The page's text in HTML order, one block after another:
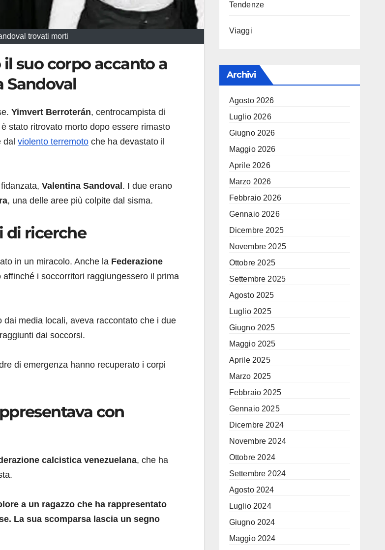
trovati morti
suo corpo accanto a
Sandoval
Yimvert Berroterán, centrocampista di
è stato ritrovato morto dopo essere rimasto
violento terremoto che ha devastato il
Valentina Sandoval . I due erano
, una delle aree più colpite dal sisma.
di ricerche
in un miracolo. Anche la Federazione
i soccorritori raggiungessero il prima
media locali, aveva raccontato che i due
dai soccorsi.
di emergenza hanno recuperato i corpi
con
calcistica venezuelana, che ha
a un ragazzo che ha rappresentato
La sua scomparsa lascia un segno
Tendenze
Viaggi
Archivi
Agosto 2026
Luglio 2026
Giugno 2026
Maggio 2026
Aprile 2026
Marzo 2026
Febbraio 2026
Gennaio 2026
Dicembre 2025
Novembre 2025
Ottobre 2025
Settembre 2025
Agosto 2025
Luglio 2025
Giugno 2025
Maggio 2025
Aprile 2025
Marzo 2025
Febbraio 2025
Gennaio 2025
Dicembre 2024
Novembre 2024
Ottobre 2024
Settembre 2024
Agosto 2024
Luglio 2024
Giugno 2024
Maggio 2024